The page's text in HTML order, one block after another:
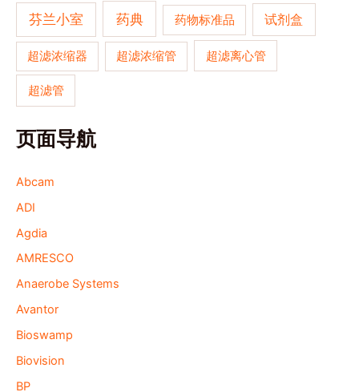
芬兰小室 药典 药物标准品 试剂盒
超滤浓缩器 超滤浓缩管 超滤离心管
超滤管
页面导航
Abcam
ADI
Agdia
AMRESCO
Anaerobe Systems
Avantor
Bioswamp
Biovision
BP